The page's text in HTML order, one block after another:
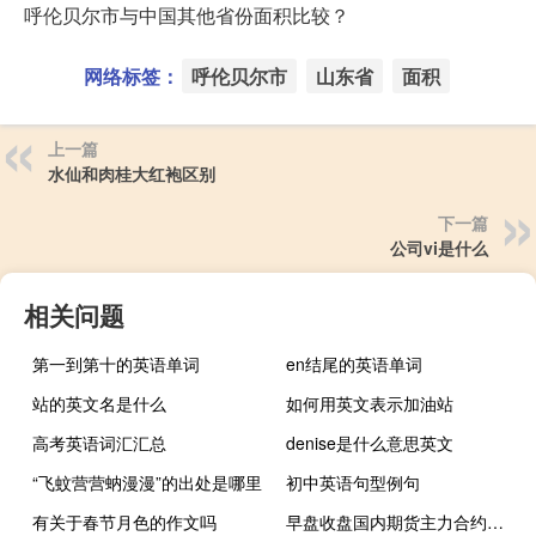
呼伦贝尔市与中国其他省份面积比较？
网络标签： 呼伦贝尔市 山东省 面积
上一篇
水仙和肉桂大红袍区别
下一篇
公司vi是什么
相关问题
第一到第十的英语单词
en结尾的英语单词
站的英文名是什么
如何用英文表示加油站
高考英语词汇汇总
denise是什么意思英文
“飞蚊营营蚋漫漫”的出处是哪里
初中英语句型例句
有关于春节月色的作文吗
早盘收盘国内期货主力合约大面积飘绿焦煤、玻璃、焦炭跌近6%尿素、烧碱跌近5%红枣跌超4%纯碱、燃油、液化石油气（LPG）跌超3%棉花、豆二跌近3%涨幅方面集运指数（欧线）涨超3%碳酸锂涨超2%